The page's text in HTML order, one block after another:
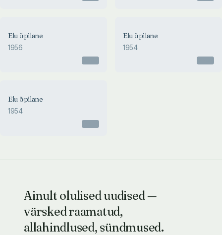
Elu õpilane
1956
Elu õpilane
1954
Elu õpilane
1954
Ainult olulised uudised —
värsked raamatud,
allahindlused, sündmused.